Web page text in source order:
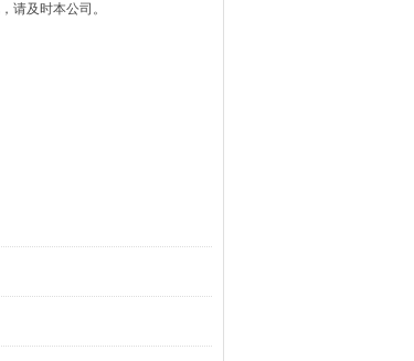
请及时本公司。